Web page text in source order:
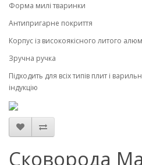
Форма милі тваринки
Антипригарне покриття
Корпус із високоякісного литого
Зручна ручка
Підходить для всіх типів плит і
індукцію
Сковорода